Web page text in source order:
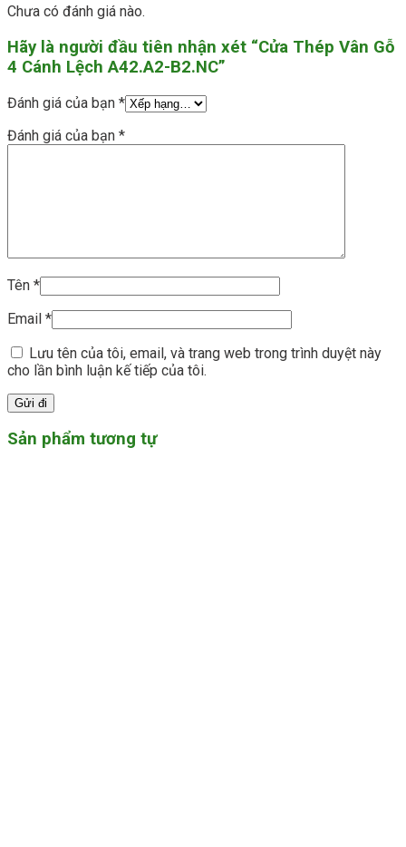
Chưa có đánh giá nào.
Hãy là người đầu tiên nhận xét “Cửa Thép Vân Gỗ
4 Cánh Lệch A42.A2-B2.NC”
Đánh giá của bạn *
Đánh giá của bạn *
Tên *
Email *
Lưu tên của tôi, email, và trang web trong trình duyệt này
cho lần bình luận kế tiếp của tôi.
Sản phẩm tương tự